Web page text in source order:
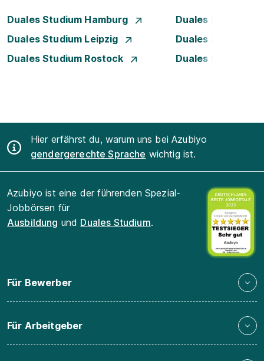
Duales Studium Hamburg
Duales Studium
Duales Studium Leipzig
Duales Studium
Duales Studium Rostock
Duales Studium
Hier erfährst du, warum uns bei Azubiyo
gendergerechte Sprache wichtig ist.
Azubiyo ist eine der führenden Spezial-
Jobbörsen für
Ausbildung und Duales Studium.
Für Bewerber
Für Arbeitgeber